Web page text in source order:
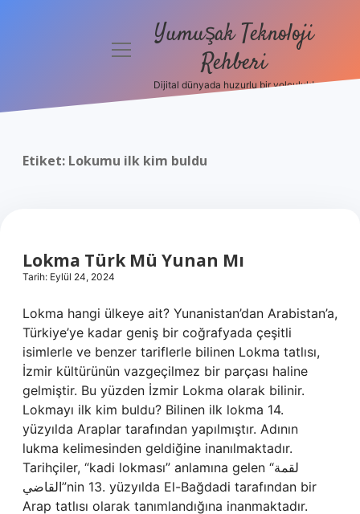
Politikası
menüyüYumuşak Teknoloji
Rehberi
Dijital dünyada huzurlu bir yolculuk!
Etiket: Lokumu ilk kim buldu
Lokma Türk Mü Yunan Mı
Tarih: Eylül 24, 2024
Lokma hangi ülkeye ait? Yunanistan’dan Arabistan’a,
Türkiye’ye kadar geniş bir coğrafyada çeşitli
isimlerle ve benzer tariflerle bilinen Lokma tatlısı,
İzmir kültürünün vazgeçilmez bir parçası haline
gelmiştir. Bu yüzden İzmir Lokma olarak bilinir.
Lokmayı ilk kim buldu? Bilinen ilk lokma 14.
yüzyılda Araplar tarafından yapılmıştır. Adının
lukma kelimesinden geldiğine inanılmaktadır.
Tarihçiler, “kadi lokması” anlamına gelen “لقمة
القاضي”nin 13. yüzyılda El-Bağdadi tarafından bir
Arap tatlısı olarak tanımlandığına inanmaktadır.